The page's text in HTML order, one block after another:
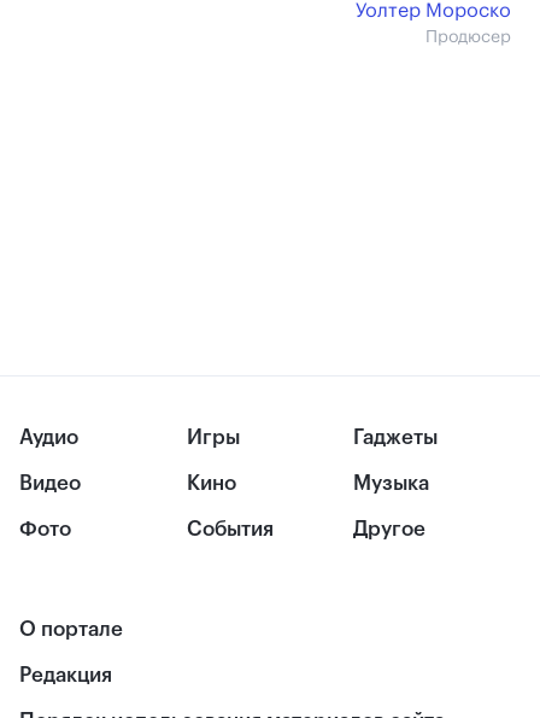
Уолтер Мороско
Продюсер
Аудио
Видео
Фото
Игры
Кино
События
Гаджеты
Музыка
Другое
О портале
Редакция